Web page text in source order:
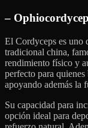
–
El Cordyceps es uno
tradicional china,
rendimiento físico y
perfecto para
apoyando además la
Su capacidad para
opción ideal para